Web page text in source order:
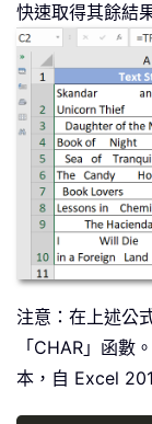
快速取得其餘結
注意：在上述公
「CHAR」函數
本，自 Excel